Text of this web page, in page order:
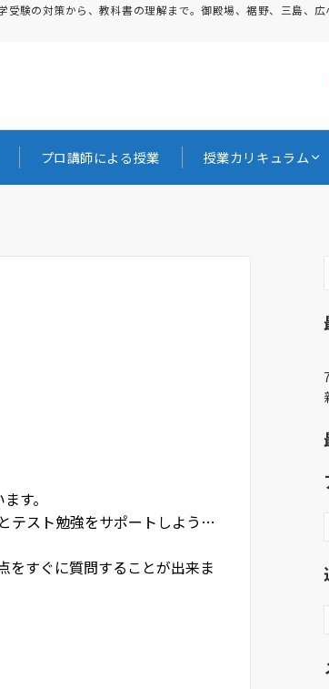
験の対策から、教科書の理解まで。御殿場、裾野、三島、
プロ講師による授業 授業カリキュラム
す。
テスト勉強をサポートしよう…
をすぐに質問することが出来ま